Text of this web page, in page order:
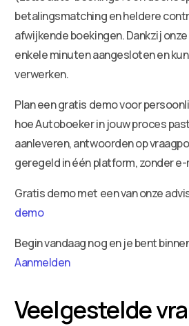
betalingsmatching en heldere
afwijkende boekingen. Dankzij
enkele minuten aangesloten en
verwerken.
Plan een gratis demo voor
hoe Autoboeker in jouw proces
aanleveren, antwoorden op
geregeld in één platform, zonder
Gratis demo met een van onze
demo
Begin vandaag nog en je bent
Aanmelden
Veelgestelde